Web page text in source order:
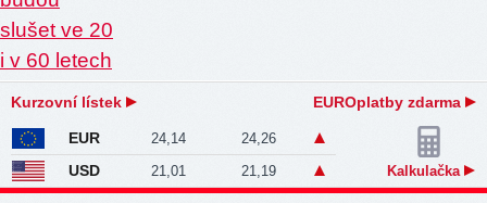
Kurzovní lístek EUROplatby zdarma
EUR 24,14 24,26
USD 21,01 21,19 Kalkulačka